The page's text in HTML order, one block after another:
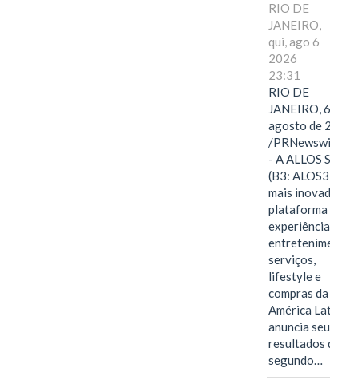
RIO DE
JANEIRO,
qui, ago 6
2026
23:31
RIO DE
JANEIRO, 6 de
agosto de 2026
/PRNewswire/ -
- A ALLOS S.A.
(B3: ALOS3), a
mais inovadora
plataforma de
experiências,
entretenimento,
serviços,
lifestyle e
compras da
América Latina
anuncia seus
resultados do
segundo…